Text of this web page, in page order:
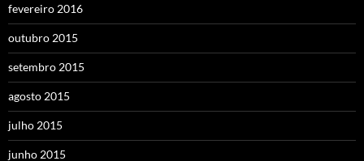
fevereiro 2016
outubro 2015
setembro 2015
agosto 2015
julho 2015
junho 2015